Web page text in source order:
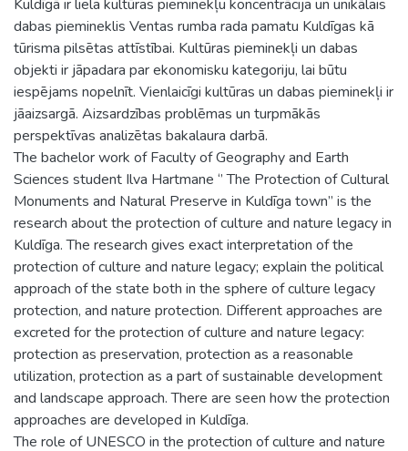
Kuldīgā ir liela kultūras pieminekļu koncentrācija un unikālais
dabas piemineklis Ventas rumba rada pamatu Kuldīgas kā
tūrisma pilsētas attīstībai. Kultūras pieminekļi un dabas
objekti ir jāpadara par ekonomisku kategoriju, lai būtu
iespējams nopelnīt. Vienlaicīgi kultūras un dabas pieminekļi ir
jāaizsargā. Aizsardzības problēmas un turpmākās
perspektīvas analizētas bakalaura darbā.
The bachelor work of Faculty of Geography and Earth
Sciences student Ilva Hartmane ‘’ The Protection of Cultural
Monuments and Natural Preserve in Kuldīga town’’ is the
research about the protection of culture and nature legacy in
Kuldīga. The research gives exact interpretation of the
protection of culture and nature legacy; explain the political
approach of the state both in the sphere of culture legacy
protection, and nature protection. Different approaches are
excreted for the protection of culture and nature legacy:
protection as preservation, protection as a reasonable
utilization, protection as a part of sustainable development
and landscape approach. There are seen how the protection
approaches are developed in Kuldīga.
The role of UNESCO in the protection of culture and nature